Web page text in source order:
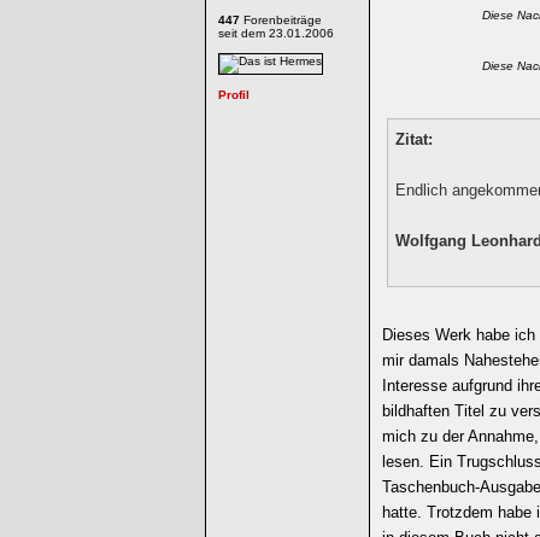
447 Forenbeiträge
seit dem 23.01.2006
Diese
Diese
Zitat:
Endlich
Wolfgang
Dieses Werk habe
mir damals
Interesse aufgrund
bildhaften Titel zu
mich zu der
lesen. Ein
Taschenbuch-
hatte. Trotzdem